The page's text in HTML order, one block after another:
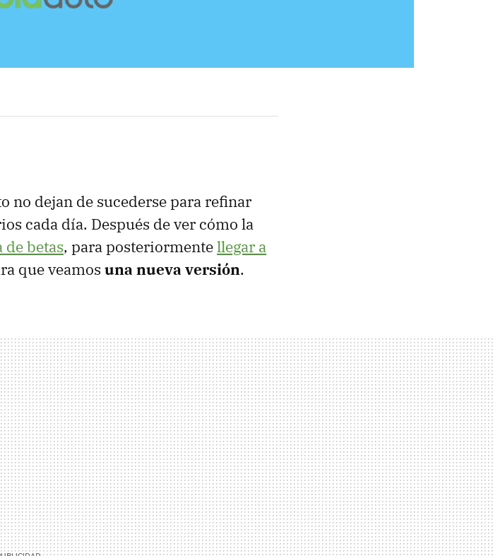
no dejan de sucederse para refinar
cada día. Después de ver cómo la
de betas, para posteriormentellegar a
que veamos una nueva versión.